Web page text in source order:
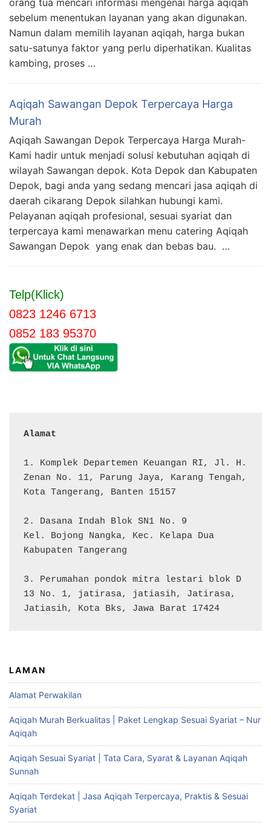
orang tua mencari informasi mengenai harga aqiqah
sebelum menentukan layanan yang akan digunakan.
Namun dalam memilih layanan aqiqah, harga bukan
satu-satunya faktor yang perlu diperhatikan. Kualitas
kambing, proses …
Aqiqah Sawangan Depok Terpercaya Harga
Murah
Aqiqah Sawangan Depok Terpercaya Harga Murah-
Kami hadir untuk menjadi solusi kebutuhan aqiqah di
wilayah Sawangan depok. Kota Depok dan Kabupaten
Depok, bagi anda yang sedang mencari jasa aqiqah di
daerah cikarang Depok silahkan hubungi kami.
Pelayanan aqiqah profesional, sesuai syariat dan
terpercaya kami menawarkan menu catering Aqiqah
Sawangan Depok yang enak dan bebas bau. …
Telp(Klick)
0823 1246 6713
0852 183 95370
Alamat
1. Komplek Departemen Keuangan RI, Jl. H.
Zenan No. 11, Parung Jaya, Karang Tengah,
Kota Tangerang, Banten 15157
2. Dasana Indah Blok SN1 No. 9
Kel. Bojong Nangka, Kec. Kelapa Dua
Kabupaten Tangerang
3. Perumahan pondok mitra lestari blok D
13 No. 1, jatirasa, jatiasih, Jatirasa,
Jatiasih, Kota Bks, Jawa Barat 17424
LAMAN
Alamat Perwakilan
Aqiqah Murah Berkualitas | Paket Lengkap Sesuai Syariat – Nur
Aqiqah
Aqiqah Sesuai Syariat | Tata Cara, Syarat & Layanan Aqiqah
Sunnah
Aqiqah Terdekat | Jasa Aqiqah Terpercaya, Praktis & Sesuai
Syariat